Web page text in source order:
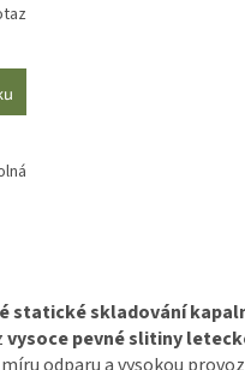
statické skladování
vysoce pevné slitiny